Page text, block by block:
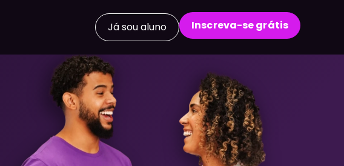
Já sou aluno Inscreva-se grátis